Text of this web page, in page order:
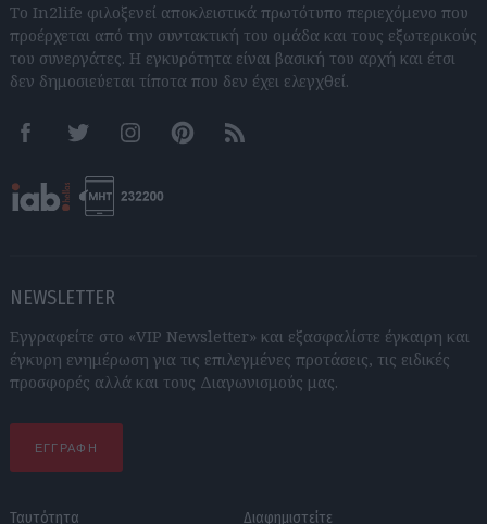
Το In2life φιλοξενεί αποκλειστικά πρωτότυπο περιεχόμενο που
προέρχεται από την συντακτική του ομάδα και τους εξωτερικούς
του συνεργάτες. Η εγκυρότητα είναι βασική του αρχή και έτσι
δεν δημοσιεύεται τίποτα που δεν έχει ελεγχθεί.
FacebookTwitter InstagramPinterestRSS feeds
NEWSLETTER
Εγγραφείτε στο «VIP Newsletter» και εξασφαλίστε έγκαιρη και
έγκυρη ενημέρωση για τις επιλεγμένες προτάσεις, τις ειδικές
προσφορές αλλά και τους Διαγωνισμούς μας.
ΕΓΓΡΑΦΗ
Ταυτότητα Διαφημιστείτε